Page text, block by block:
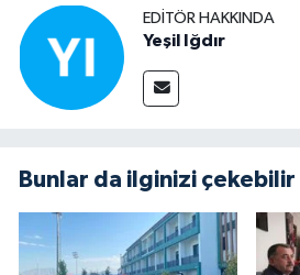
EDITÖR HAKKINDA
Yeşil Iğdır
Bunlar da ilginizi çekebilir